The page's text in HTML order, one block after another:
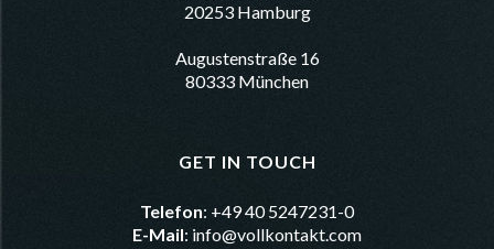
20253 Hamburg
Augustenstraße 16
80333 München
GET IN TOUCH
Telefon: +49 40 5247231-0
E-Mail: info@vollkontakt.com